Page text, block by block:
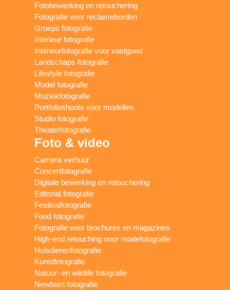
Fotobewerking en retouchering
Fotografie voor reclameborden
Groeps fotografie
Interieur fotografie
Interieurfotografie voor vastgoed
Landschaps fotografie
Lifestyle fotografie
Model fotografie
Muziekfotografie
Portfolioshoots voor modellen
Studio fotografie
Theaterfotografie
Foto & video
Camera verhuur
Concertfotografie
Digitale bewerking en retouchering
Editorial fotografie
Festivalfotografie
Food fotografie
Fotografie voor brochures en magazines
High-end retouching voor modefotografie
Huisdierenfotografie
Kunstfotografie
Natuur- en wildlife fotografie
Newborn fotografie